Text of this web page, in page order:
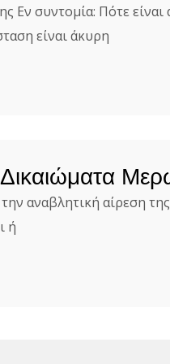
Εν συντομία: Πότε είναι
είναι άκυρη
αναβλητική αίρεση της
ή